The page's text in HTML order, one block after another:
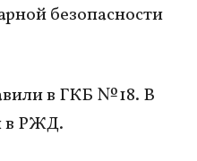
безопасности
в ГКБ № 18. В
в РЖД.